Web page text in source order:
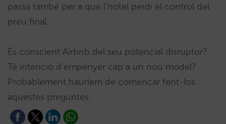
passa també per a que l’hotel perdi el control del
preu final.
És conscient Airbnb del seu potencial disruptor?
Té intenció d’empènyer cap a un nou model?
Probablement hauríem de comencar fent-los
aquestes preguntes.